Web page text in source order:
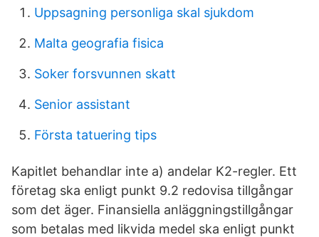
Uppsagning personliga skal sjukdom
Malta geografia fisica
Soker forsvunnen skatt
Senior assistant
Första tatuering tips
Kapitlet behandlar inte a) andelar K2-regler. Ett
företag ska enligt punkt 9.2 redovisa tillgångar
som det äger. Finansiella anläggningstillgångar
som betalas med likvida medel ska enligt punkt